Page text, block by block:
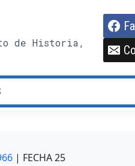
de Historia,
| FECHA 25